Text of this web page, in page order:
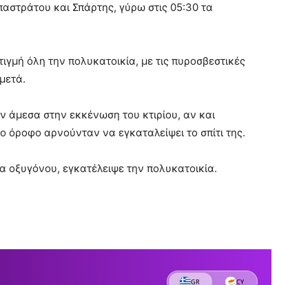
και Σπάρτης, γύρω στις 05:30 τα
όλη την πολυκατοικία, με τις πυροσβεστικές
άμεσα στην εκκένωση του κτιρίου, αν και
όροφο αρνούνταν να εγκαταλείψει το σπίτι της.
εγκατέλειψε την πολυκατοικία.